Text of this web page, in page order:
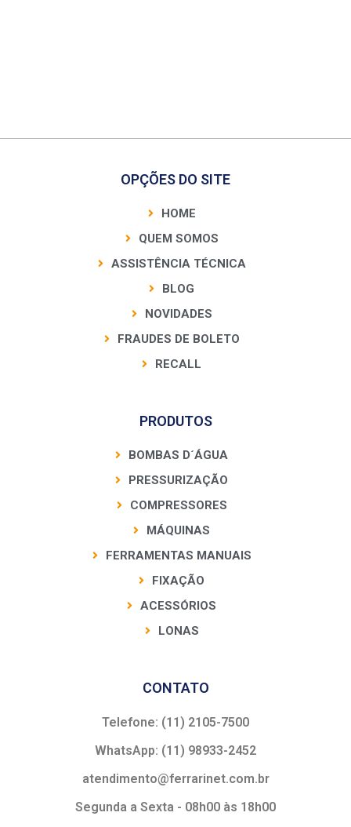
OPÇÕES DO SITE
HOME
QUEM SOMOS
ASSISTÊNCIA TÉCNICA
BLOG
NOVIDADES
FRAUDES DE BOLETO
RECALL
PRODUTOS
BOMBAS D´ÁGUA
PRESSURIZAÇÃO
COMPRESSORES
MÁQUINAS
FERRAMENTAS MANUAIS
FIXAÇÃO
ACESSÓRIOS
LONAS
CONTATO
Telefone: (11) 2105-7500
WhatsApp: (11) 98933-2452
atendimento@ferrarinet.com.br
Segunda a Sexta - 08h00 às 18h00